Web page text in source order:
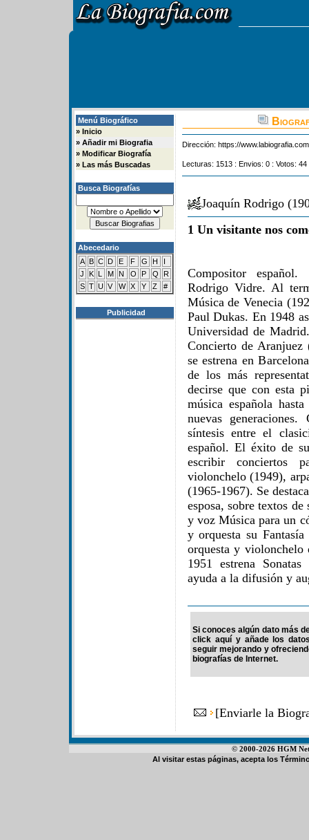
Menú Biográfico
» Inicio
» Añadir mi Biografia
» Modificar Biografía
» Las más Buscadas
Busca Biografías
Abecedario
A B C D E F G H
I
J
K L M N O P Q
R
S T U V W X Y Z #
Publicidad
Dirección: https://
Lecturas: 1513 : Envios: 0 : Votos:
Joaquín Rodrigo
1 Un visitante nos
Compositor
Rodrigo Vidre. Al
Música de Venecia
Paul Dukas. En 1948
Universidad de
Concierto de Aranjuez
se estrena en
de los más
decirse que con esta
música española
nuevas
síntesis entre el
español. El éxito de
escribir conciertos
violonchelo (1949),
(1965-1967). Se
esposa, sobre textos
y voz Música para un
y orquesta su
orquesta y
1951 estrena
ayuda a la difusión y
Si conoces algún dato más
click aquí y añade los
seguir mejorando y
biografías de Internet.
[Enviarle la
© 2000-2026 HGM
Al visitar estas páginas, acepta los